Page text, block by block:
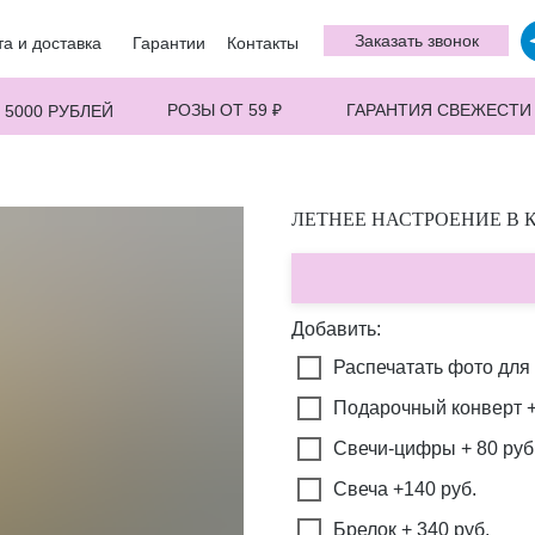
и доставка Гарантии Контакты Заказать звонок
РУБЛЕЙ РОЗЫ ОТ 59 ₽ ГАРАНТИЯ СВЕЖЕСТИ
ЛЕТНЕЕ НАСТРОЕНИЕ В
Добавить:
Распечатать фото для
Подарочный конверт
Свечи-цифры + 80
Свеча +140 руб.
Брелок + 340 руб.